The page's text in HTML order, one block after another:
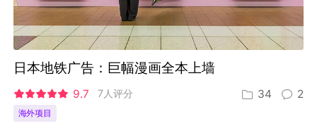
日本地铁广告：巨幅漫画全本上墙
9.7 7人评分 34 2
海外项目